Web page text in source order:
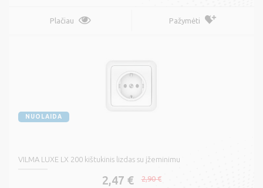
Plačiau Pažymėti
NUOLAIDA
VILMA LUXE LX 200 kištukinis lizdas su įžeminimu
2,47 € 2,90 €